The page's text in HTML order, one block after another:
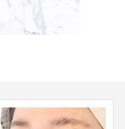
当店イチオシW脱毛とは★